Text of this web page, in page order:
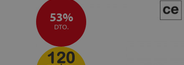
53%
DTO.